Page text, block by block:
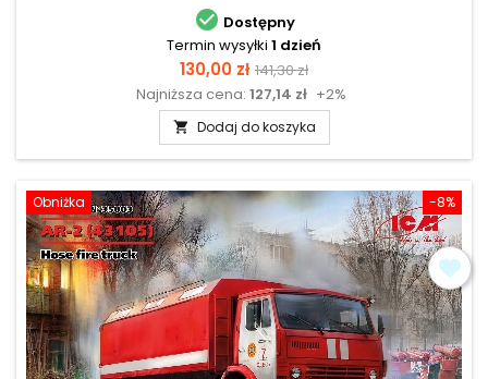
 Dostępny
Termin wysyłki 1 dzień
Cena
130,00 zł Cena
podstawowa
141,30 zł
Najniższa cena: 127,14 zł +2%
 Dodaj do koszyka
-8%
Obniżka